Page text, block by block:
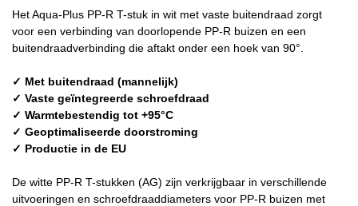
Het Aqua-Plus PP-R T-stuk in wit met vaste buitendraad zorgt
voor een verbinding van doorlopende PP-R buizen en een
buitendraadverbinding die aftakt onder een hoek van 90°.
✓ Met buitendraad (mannelijk)
✓ Vaste geïntegreerde schroefdraad
✓ Warmtebestendig tot +95°C
✓ Geoptimaliseerde doorstroming
✓ Productie in de EU
De witte PP-R T-stukken (AG) zijn verkrijgbaar in verschillende
uitvoeringen en schroefdraaddiameters voor PP-R buizen met